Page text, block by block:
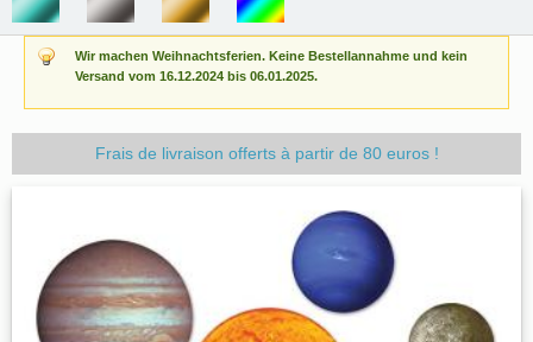
Wir machen Weihnachtsferien. Keine Bestellannahme und kein
Versand vom 16.12.2024 bis 06.01.2025.
Frais de livraison offerts à partir de 80 euros !